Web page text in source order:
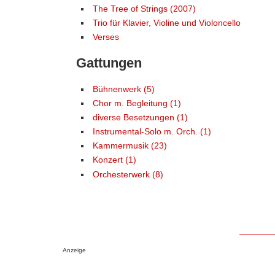
The Tree of Strings (2007)
Trio für Klavier, Violine und Violoncello
Verses
Gattungen
Bühnenwerk (5)
Chor m. Begleitung (1)
diverse Besetzungen (1)
Instrumental-Solo m. Orch. (1)
Kammermusik (23)
Konzert (1)
Orchesterwerk (8)
Anzeige